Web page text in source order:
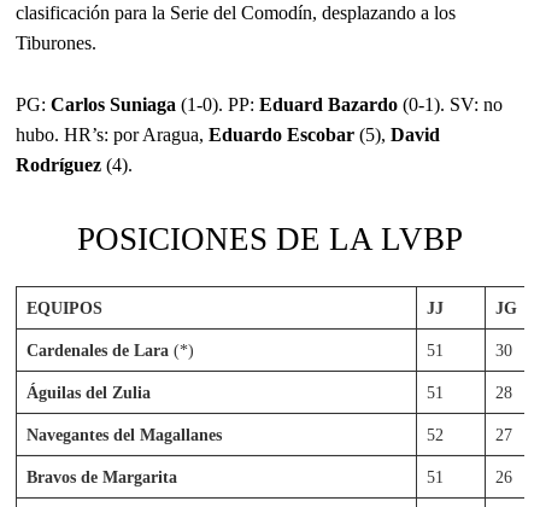
clasificación para la Serie del Comodín, desplazando a los
Tiburones.
PG:Carlos Suniaga (1-0). PP:Eduard Bazardo (0-1). SV: no
hubo. HR’s: por Aragua,Eduardo Escobar (5),David
Rodríguez (4).
POSICIONES DE LA LVBP
EQUIPOS JJ JG
Cardenales de Lara (*) 51 30
Águilas del Zulia 51 28
Navegantes del Magallanes 52 27
Bravos de Margarita 51 26